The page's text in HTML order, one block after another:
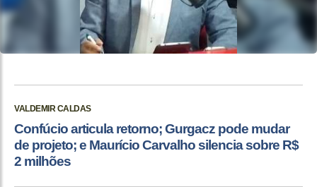
VALDEMIR CALDAS
Confúcio articula retorno; Gurgacz pode mudar
de projeto; e Maurício Carvalho silencia sobre R$
2 milhões